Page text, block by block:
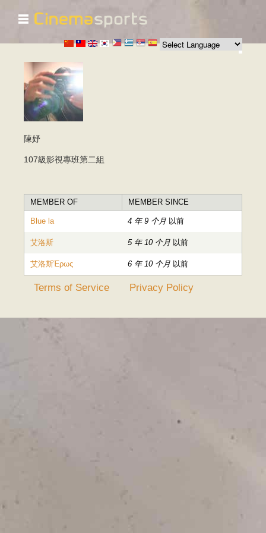
跳
转
到
☰
陳妤
107級影視專班第二組
MEMBER OF MEMBER SINCE
Blue la 4 年 9 个月 以前
艾洛斯 5 年 10 个月 以前
艾洛斯Έρως 6 年 10 个月 以前
Terms of Service Privacy Policy